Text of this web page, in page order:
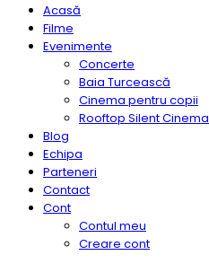
Acasă
Filme
Evenimente
Concerte
Baia Turcească
Cinema pentru copii
Rooftop Silent Cinema
Blog
Echipa
Parteneri
Contact
Cont
Contul meu
Creare cont